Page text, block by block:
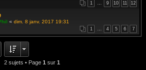
1 … 9 10 11 12
« dim. 8 janv. 2017 19:31
1 … 4 5 6 7
2 sujets • Page 1 sur 1